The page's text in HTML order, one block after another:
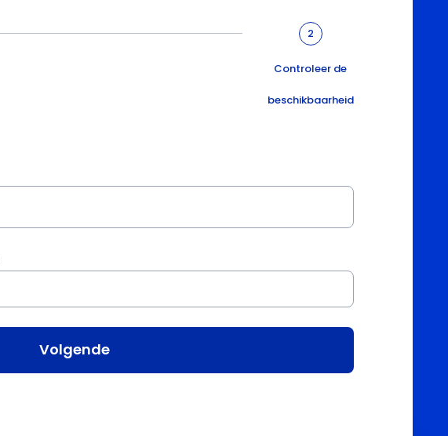
2
Controleer de
beschikbaarheid
Volgende